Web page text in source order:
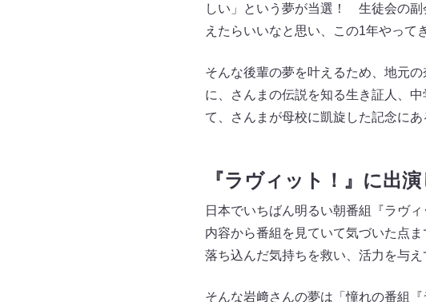
しい」という夢が当選！ 生徒会の副
えたらいいなと思い、この1年やって
そんな後輩の夢を叶えるため、地元
に、さんまの伝説を知る生き証人、
て、さんまが母校に凱旋した記念にあ
『ラヴィット！』に出
日本でいちばん明るい朝番組『ラヴ
内容から番組を見ていて気づいた点
落ち込んだ気持ちを救い、活力を与
そんな岩﨑さんの夢は「憧れの番組